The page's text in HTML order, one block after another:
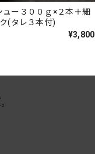
ュー３００ｇ×２本＋細
(タレ３本付)
¥3,800